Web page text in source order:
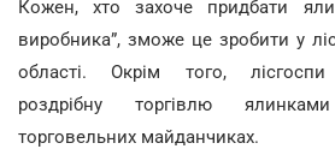
Кожен, хто захоче придбати
виробника”, зможе це зробити у
області. Окрім того, лісгоспи
роздрібну торгівлю
торговельних майданчиках.